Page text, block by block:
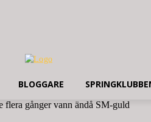
BLOGGARE
flera gånger vann ändå SM-guld